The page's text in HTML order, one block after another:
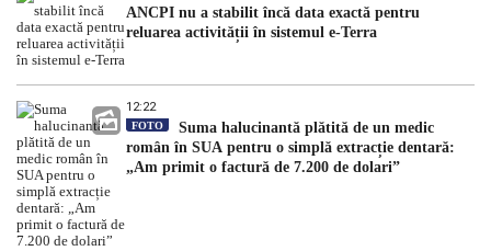
ANCPI nu a stabilit încă data exactă pentru
reluarea activității în sistemul e-Terra
12:22
FOTO
Suma halucinantă plătită de un medic
român în SUA pentru o simplă extracție dentară:
„Am primit o factură de 7.200 de dolari”